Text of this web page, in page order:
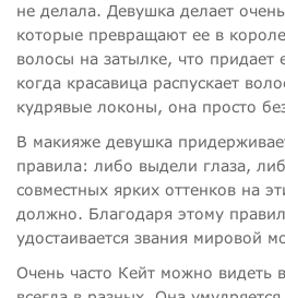
не делала. Девушка делает
которые превращают ее в
волосы на затылке, что
когда красавица распускает
кудрявые локоны, она просто
В макияже девушка
правила: либо выдели глаза,
совместных ярких оттенков на
должно. Благодаря этому
удостаивается звания мировой
Очень часто Кейт можно видеть